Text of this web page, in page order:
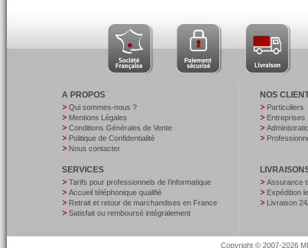
A PROPOS
Qui sommes-nous ?
Mentions Légales
Conditions Générales de Vente
Politique de Confidentialité
Nous contacter
SERVICES
Tarifs pour professionnels de l’informatique
Accueil téléphonique qualifié
Retrait et retour de marchandises en France
Satisfait ou remboursé intégralement
NOS
Particuliers
Entreprises
Assurance
Expédition
Livraison
Copyright © 2007-2026